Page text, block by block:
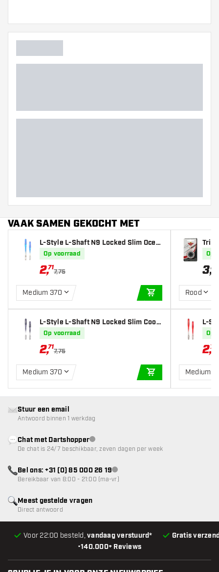
Dartshopper tip!
Probeer eens een andere maat shaft om
VAAK SAMEN GEKOCHT MET
L-Style L-Shaft N9 Locked Slim Ocea
n Blue - Dart Shafts
Op voorraad
2,71
7,75
Medium 370
IN WINKELWAGEN
L-Style L-Shaft N9 Locked Slim Cool
Black - Dart Shafts
Op voorraad
2,71
7,75
Medium 370
IN WINKELWAGEN
Op
3,80
Rood
L-
e
Op
2,71
Medium
•140.000+ Reviews
Voor 22:00 besteld,vandaag verstuurd* Gratis
Meest gestelde vragen
Direct antwoord
Stuur een email
Antwoord binnen 1 werkdag
Chat met Dartshopperklantenservice niet beschikbaar
De chat is 24/7 beschikbaar, zeven dagen per week
Bel ons: +31 (0) 85 000 26 19klantenservice niet beschikbaar
Bereikbaar van 8:00 - 21:00 (ma-vr)